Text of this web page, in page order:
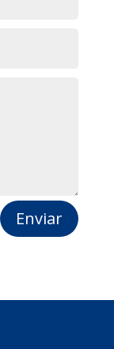
Enviar